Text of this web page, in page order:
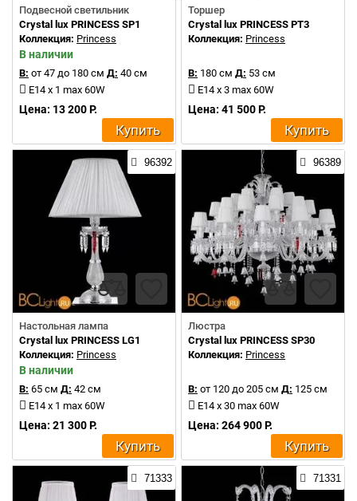
Подвесной светильник
Crystal lux PRINCESS SP1
Коллекция: Princess
В наличии
В: от 47 до 180 см Д: 40 см
E14 x 1 max 60W
Цена: 13 200 Р.
Купить
Торшер
Crystal lux PRINCESS PT3
Коллекция: Princess
В: 180 см Д: 53 см
E14 x 3 max 60W
Цена: 41 500 Р.
Купить
96392
Настольная лампа
Crystal lux PRINCESS LG1
Коллекция: Princess
В наличии
В: 65 см Д: 42 см
E14 x 1 max 60W
Цена: 21 300 Р.
Купить
96389
Люстра
Crystal lux PRINCESS SP30
Коллекция: Princess
В: от 120 до 205 см Д: 125 см
E14 x 30 max 60W
Цена: 264 900 Р.
Купить
71333 71331